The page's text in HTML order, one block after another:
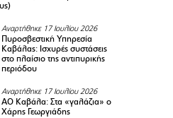
Αναρτήθηκε 17 Ιουλίου 2026
Πυροσβεστική Υπηρεσία
Καβάλας: Ισχυρές συστάσεις
στο πλαίσιο της αντιπυρικής
περιόδου
Αναρτήθηκε 17 Ιουλίου 2026
ΑΟ Καβάλα: Στα «γαλάζια» ο
Χάρης Γεωργιάδης